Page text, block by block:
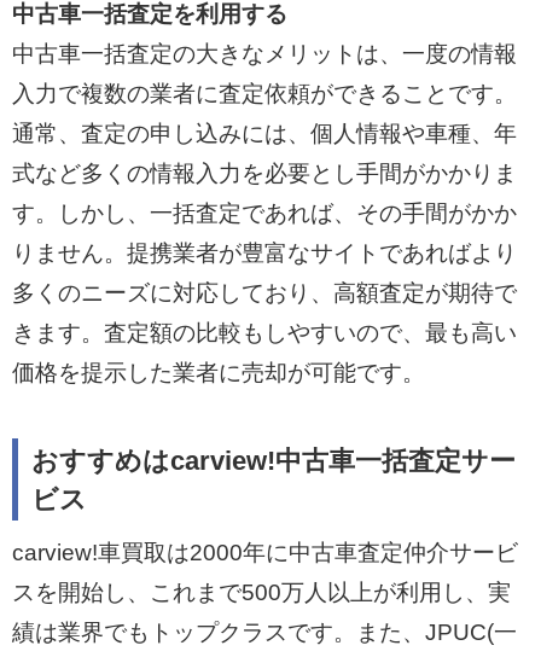
中古車一括査定を利用する
中古車一括査定の大きなメリットは、一度の情報
入力で複数の業者に査定依頼ができることです。
通常、査定の申し込みには、個人情報や車種、年
式など多くの情報入力を必要とし手間がかかりま
す。しかし、一括査定であれば、その手間がかか
りません。提携業者が豊富なサイトであればより
多くのニーズに対応しており、高額査定が期待で
きます。査定額の比較もしやすいので、最も高い
価格を提示した業者に売却が可能です。
おすすめはcarview!中古車一括査定サー
ビス
carview!車買取は2000年に中古車査定仲介サービ
スを開始し、これまで500万人以上が利用し、実
績は業界でもトップクラスです。また、JPUC(一